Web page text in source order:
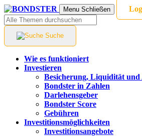
Menu Schließen
Suche
Wie es funktioniert
Investieren
Besicherung, Liquidität und
Bondster in Zahlen
Darlehensgeber
Bondster Score
Gebühren
Investitionsmöglichkeiten
Investitionsangebote